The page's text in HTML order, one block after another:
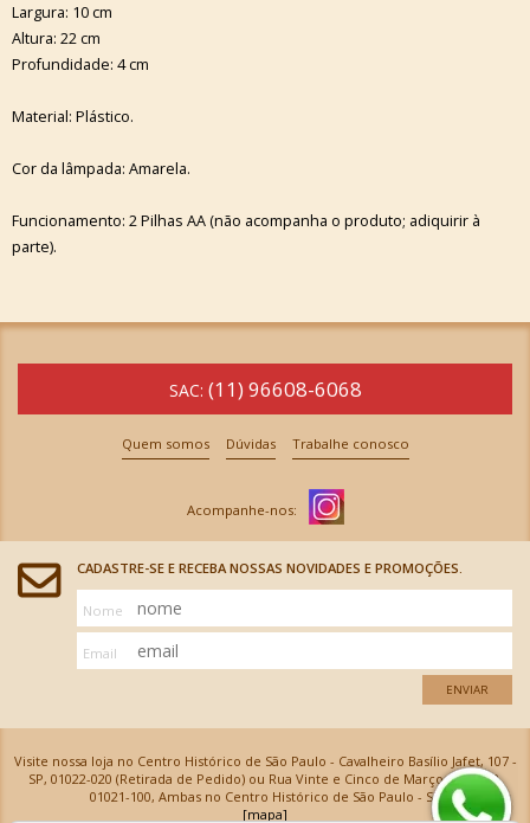
Largura: 10 cm
Altura: 22 cm
Profundidade: 4 cm
Material: Plástico.
Cor da lâmpada: Amarela.
Funcionamento: 2 Pilhas AA (não acompanha o produto; adiquirir à
parte).
SAC: (11) 96608-6068
Quem somos Dúvidas Trabalhe conosco
CADASTRE-SE E RECEBA NOSSAS NOVIDADES E PROMOÇÕES.
Nome
Email
ENVIAR
Visite nossa loja no Centro Histórico de São Paulo - Cavalheiro Basílio Jafet, 107 -
SP, 01022-020 (Retirada de Pedido) ou Rua Vinte e Cinco de Março, 576 - SP,
01021-100, Ambas no Centro Histórico de São Paulo - SP
[mapa]